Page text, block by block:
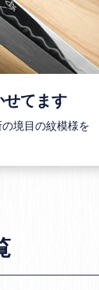
てます
境目の紋模様を